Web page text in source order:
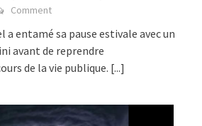
Comment
a entamé sa pause estivale avec un
avant de reprendre
de la vie publique. [...]